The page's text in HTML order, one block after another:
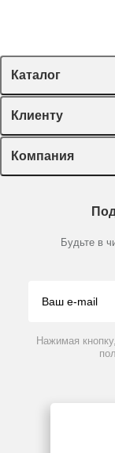
Каталог
Спецпредложения
Оборудование,
Пластик, стекло,
Химические
Производители
Клиенту
Лекторий Диаэм
Доставка и оплата
Мобильное
Компания
Партнеры
Контакты
Будьте в
Нажимая